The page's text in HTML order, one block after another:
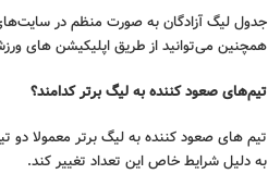
جدول لیگ آزادگان به صورت منظم در
همچنین می‌توانید از طریق اپلیکیشن های
تیم‌های صعود کننده به لیگ برتر کدامند؟
تیم های صعود کننده به لیگ برتر معمولا
به دلیل شرایط خاص این تعداد تغییر کند.